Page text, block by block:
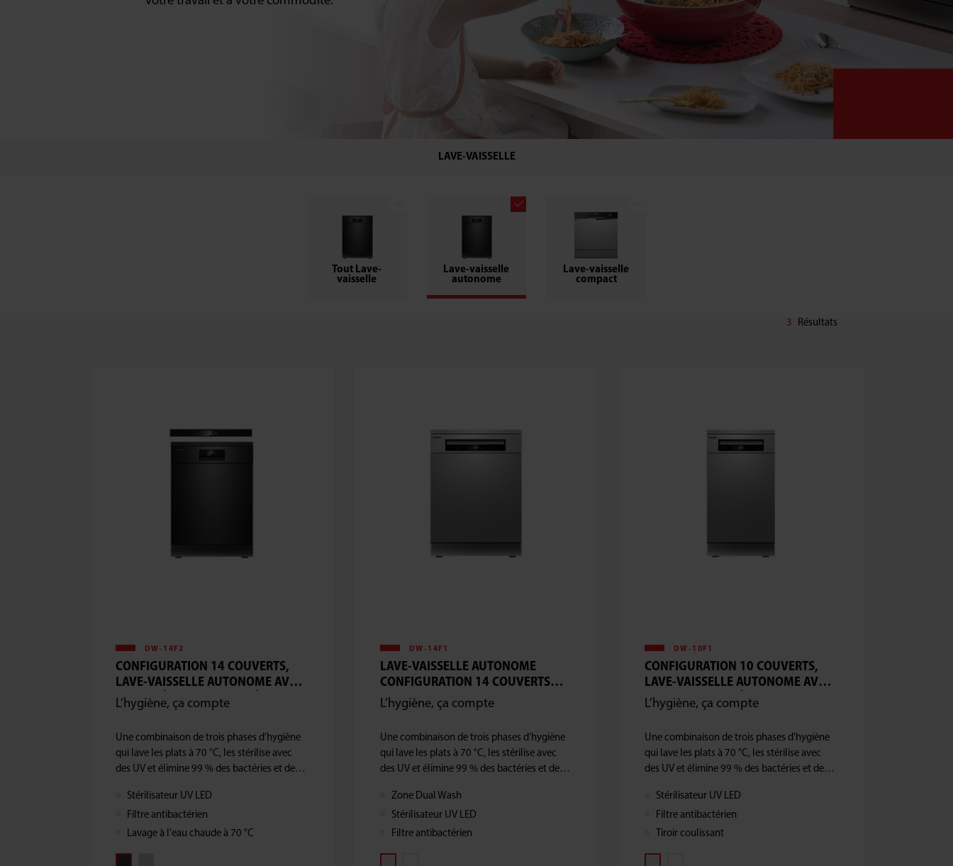
LAVE-VAISSELLE
Tout Lave-
vaisselle
Lave-vaisselle
autonome
Lave-vaisselle
compact
3 Résultats
DW-14F2
CONFIGURATION 14 COUVERTS,
LAVE-VAISSELLE AUTONOME AVEC
LAVAGE À L'EAU CHAUDE À 70 °C
L’hygiène, ça compte
Une combinaison de trois phases d’hygiène
qui lave les plats à 70 °C, les stérilise avec
des UV et élimine 99 % des bactéries et des
Stérilisateur UV LED
Filtre antibactérien
Lavage à l'eau chaude à 70 °C
DW-14F1
LAVE-VAISSELLE AUTONOME
CONFIGURATION 14 COUVERTS
AVEC ZONE DUAL WASH.
L’hygiène, ça compte
Une combinaison de trois phases d’hygiène
qui lave les plats à 70 °C, les stérilise avec
des UV et élimine 99 % des bactéries et des
Zone Dual Wash
Stérilisateur UV LED
Filtre antibactérien
DW-10F1
CONFIGURATION 10 COUVERTS,
LAVE-VAISSELLE AUTONOME AVEC
FILTRE ANTIBACTÉRIEN
L’hygiène, ça compte
Une combinaison de trois phases d’hygiène
qui lave les plats à 70 °C, les stérilise avec
des UV et élimine 99 % des bactéries et des
Stérilisateur UV LED
Filtre antibactérien
Tiroir coulissant